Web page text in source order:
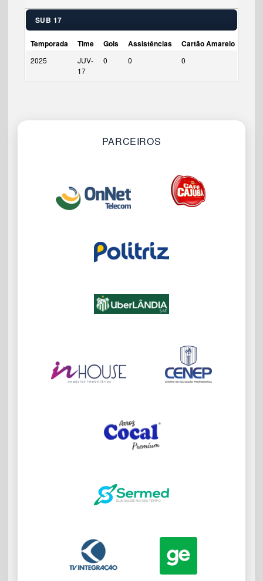
SUB 17
Temporada Time Gols Assistências Cartão Amarelo
2025
JUV-
17
0 0 0
PARCEIROS